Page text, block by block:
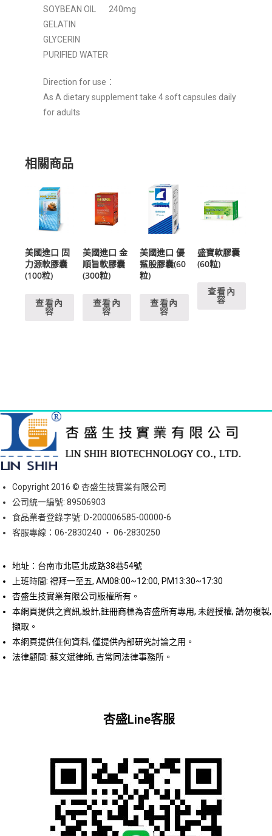
SOYBEAN OIL 240mg
GELATIN
GLYCERIN
PURIFIED WATER
Direction for use：
As A dietary supplement take 4 soft capsules daily
for adults
相關商品
美國進口 固
力源軟膠囊
(100粒)
查看內
容
美國進口 金
順旨軟膠囊
(300粒)
查看內
容
美國進口 優
鯊股膠囊(60
粒)
查看內
容
盛寶軟膠囊
(60粒)
查看內
容
Copyright 2016 © 杏盛生技實業有限公司
公司統一編號: 89506903
食品業者登錄字號: D-200006585-00000-6
客服專線：06-2830240 ‧ 06-2830250
地址：台南市北區北成路38巷54號
上班時間: 禮拜一至五, AM08:00~12:00, PM13:30~17:30
杏盛生技實業有限公司版權所有。
本網頁提供之資訊,設計,註冊商標為杏盛所有專用, 未經授權, 請勿複製,
擷取。
本網頁提供任何資料, 僅提供內部研究討論之用。
法律顧問: 蘇文斌律師, 吉常同法律事務所。
杏盛Line客服